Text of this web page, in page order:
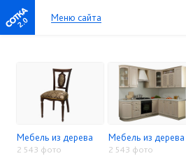
2.0 Меню сайта
Мебель из дерева
2 543 фото
Мебель из дерева
2 543 фото